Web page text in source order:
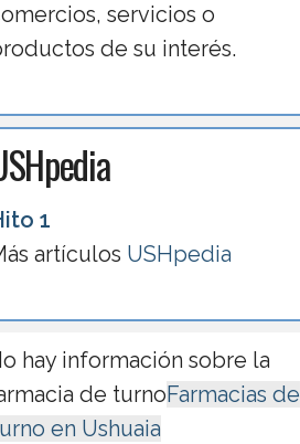
servicios o
de su interés.
1
artículos USHpedia
hay información sobre la
de turnoFarmacias de
en Ushuaia